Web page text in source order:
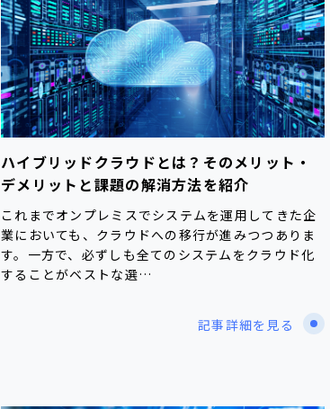
ハイブリッドクラウドとは？そのメリット・
デメリットと課題の解消方法を紹介
これまでオンプレミスでシステムを運用してきた企
業においても、クラウドへの移行が進みつつありま
す。一方で、必ずしも全てのシステムをクラウド化
することがベストな選…
記事詳細を見る